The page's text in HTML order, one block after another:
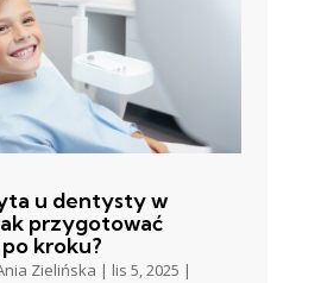
u dentysty w
przygotować
kroku?
Zielińska | lis 5, 2025 |